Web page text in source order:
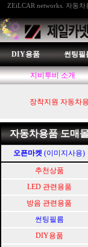
ZEiLCAR networks. 자동차
DIY용품 썬팅필
지비투비 소개
장착지원 자동차
자동차용품 도매
오픈마켓 (이미지사용)
추천상품
LED 관련용품
방음 관련용품
썬팅필름
DIY용품